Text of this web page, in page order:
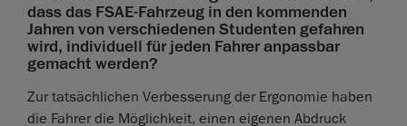
dass das FSAE-Fahrzeug in den kommenden
Jahren von verschiedenen Studenten gefahren
wird, individuell für jeden Fahrer anpassbar
gemacht werden?
Zur tatsächlichen Verbesserung der Ergonomie haben
die Fahrer die Möglichkeit, einen eigenen Abdruck